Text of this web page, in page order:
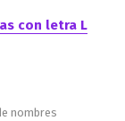
con letra L
nombres